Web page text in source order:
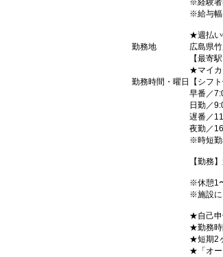
※経験者
※給与幅
★週払い
勤務地
広島県
【最寄
★マイカ
勤務時間・曜日
【シフト
早番／
日勤／
遅番／
夜勤／
※時短勤
【勤務
※休憩1
※施設に
★自己申
★勤務時
★短期2
★「オー